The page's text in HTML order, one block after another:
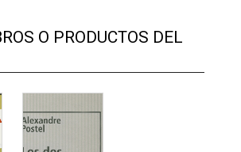
O PRODUCTOS DEL